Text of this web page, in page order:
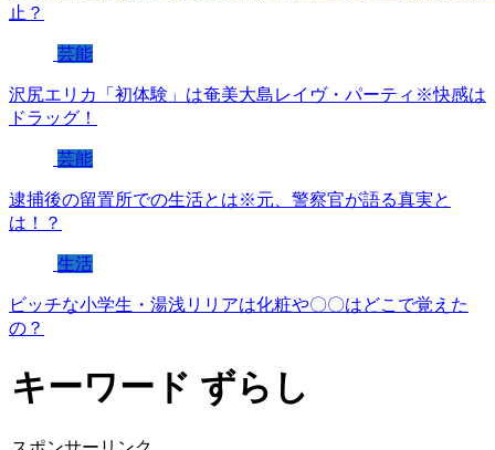
止？
芸能
沢尻エリカ「初体験」は奄美大島レイヴ・パーティ※快感は
ドラッグ！
芸能
逮捕後の留置所での生活とは※元、警察官が語る真実と
は！？
生活
ビッチな小学生・湯浅リリアは化粧や〇〇はどこで覚えた
の？
キーワード ずらし